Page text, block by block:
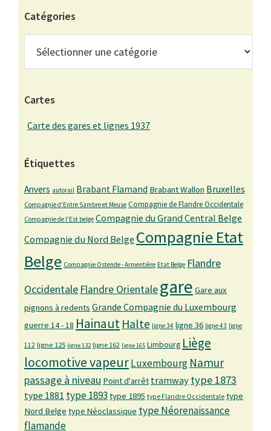
Catégories
Cartes
Carte des gares et lignes 1937
Étiquettes
Anvers autorail Brabant Flamand Brabant Wallon Bruxelles
Compagnie d'Entre Sambre et Meuse Compagnie de Flandre Occidentale
Compagnie de l'Est belge Compagnie du Grand Central Belge
Compagnie du Nord Belge Compagnie Etat
Belge Compagnie Ostende - Armentière Etat Belge Flandre
Occidentale Flandre Orientalegare Gare aux
pignons à redents Grande Compagnie du Luxembourg
guerre 14 - 18 Hainaut Halte ligne 34 ligne 36 ligne 43 ligne
112 ligne 125 ligne 132 ligne 162 ligne 165 Limbourg Liège
locomotive vapeurLuxembourg Namur
passage à niveau Point d'arrêt tramway type 1873
type 1881 type 1893 type 1895 type Flandre Occidentale type
Nord Belge type Néoclassique type Néorenaissance
flamande